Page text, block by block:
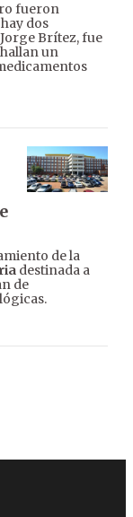
fueron
dos
Brítez, fue
un
de la
destinada a
de